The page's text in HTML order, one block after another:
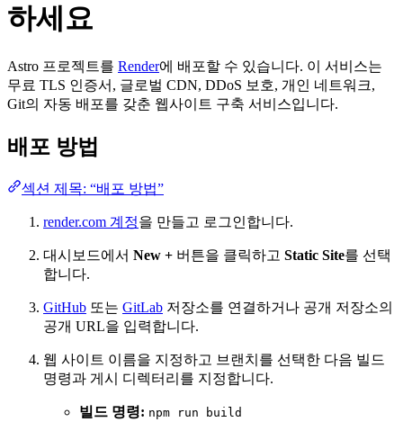
하세요
Astro 프로젝트를 Render에 배포할 수 있습니다. 이 서비스는
무료 TLS 인증서, 글로벌 CDN, DDoS 보호, 개인 네트워크,
Git의 자동 배포를 갖춘 웹사이트 구축 서비스입니다.
배포 방법
섹션 제목: “배포 방법”
render.com 계정을 만들고 로그인합니다.
대시보드에서 New + 버튼을 클릭하고 Static Site를 선택
합니다.
GitHub 또는 GitLab 저장소를 연결하거나 공개 저장소의
공개 URL을 입력합니다.
웹 사이트 이름을 지정하고 브랜치를 선택한 다음 빌드
명령과 게시 디렉터리를 지정합니다.
빌드 명령: npm run build